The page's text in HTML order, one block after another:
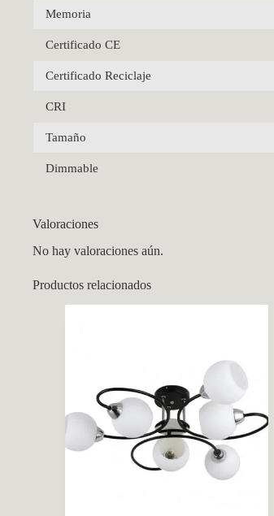
Memoria
Certificado CE
Certificado Reciclaje
CRI
Tamaño
Dimmable
Valoraciones
No hay valoraciones aún.
Productos relacionados
CCM Decoración
Asistente virtual · En línea